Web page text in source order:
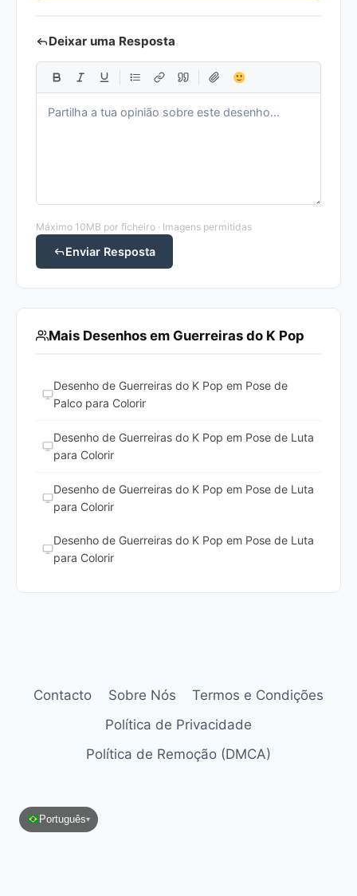
Deixar uma Resposta
Máximo 10MB por ficheiro · Imagens permitidas
Enviar Resposta
Mais Desenhos em Guerreiras do K Pop
Desenho de Guerreiras do K Pop em Pose de
Palco para Colorir
Desenho de Guerreiras do K Pop em Pose de Luta
para Colorir
Desenho de Guerreiras do K Pop em Pose de Luta
para Colorir
Desenho de Guerreiras do K Pop em Pose de Luta
para Colorir
Contacto Sobre Nós
Termos e Condições
Política de Privacidade
Política de Remoção (DMCA)
Português▾